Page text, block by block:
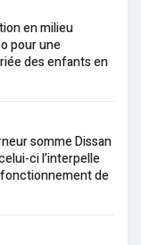
en milieu
pour une
des enfants en
somme Dissan
ci l’interpelle
de